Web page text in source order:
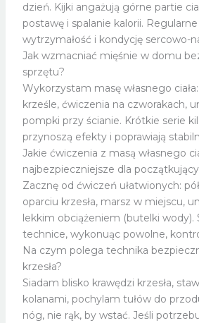
dzień. Kijki angażują górne partie
postawę i spalanie kalorii.
wytrzymałość i kondycję sercowo-
Jak wzmacniać mięśnie w domu
sprzętu?
Wykorzystam masę własnego
krześle, ćwiczenia na czworakach,
pompki przy ścianie. Krótkie serie
przynoszą efekty i poprawiają
Jakie ćwiczenia z masą własnego
najbezpieczniejsze dla
Zacznę od ćwiczeń ułatwionych:
oparciu krzesła, marsz w miejscu,
lekkim obciążeniem (butelki wody).
technice, wykonuąc powolne,
Na czym polega technika
krzesła?
Siadam blisko krawędzi krzesła,
kolanami, pochylam tułów do
nóg, nie rąk, by wstać. Jeśli